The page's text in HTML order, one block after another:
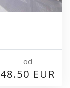
od
48.50 EUR